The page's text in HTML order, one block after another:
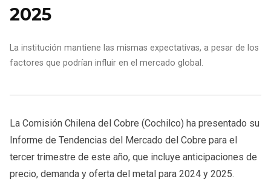
2025
La institución mantiene las mismas expectativas, a pesar de los
factores que podrían influir en el mercado global.
La Comisión Chilena del Cobre (Cochilco) ha presentado su
Informe de Tendencias del Mercado del Cobre para el
tercer trimestre de este año, que incluye anticipaciones de
precio, demanda y oferta del metal para 2024 y 2025.